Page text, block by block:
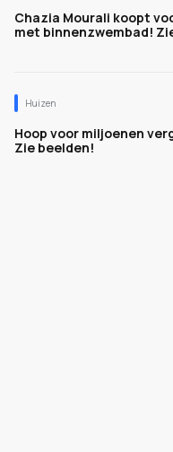
Chazia Mourali koopt
met binnenzwembad!
Huizen
Hoop voor miljoenen
Zie beelden!